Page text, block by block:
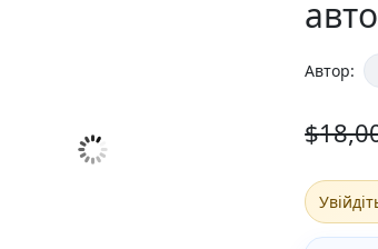
Автор:
$